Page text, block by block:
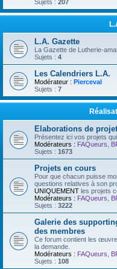
Sujets : 207
L.A. Gazette
La Gazette de Lutherie-
Sujets : 4
Les Calendriers L.A.
Modérateur : Pierceval
Sujets : 7
Elaborations de
Présentez ici vos projets
Modérateurs : FAQueurs
Sujets : 1673
Projets en cours
Pour que chacun puisse
questions relatives à son
UNIQUEMENT les projets
Modérateurs : FAQueurs
Sujets : 3222
Galerie des
des membres
Ce forum contient les
la demande.
Modérateurs : FAQueurs
Sujets : 108